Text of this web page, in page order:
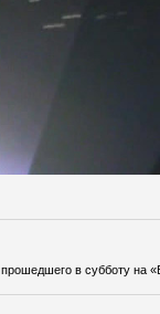
в субботу на